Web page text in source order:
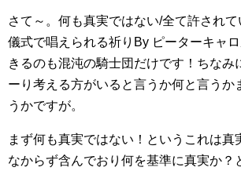
さて～。何も真実ではない/全て許され
儀式で唱えられる祈りBy ピーターキャ
きるのも混沌の騎士団だけです！ちなみ
ーり考える方がいると言うか何と言うか
うかですが。
まず何も真実ではない！というこれは真
なからず含んでおり何を基準に真実か？